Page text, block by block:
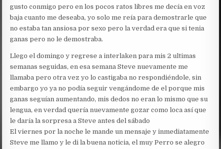
gusto conmigo pero en los pocos ratos libres me decía en voz
baja cuanto me deseaba, yo solo me reía para demostrarle que
no estaba tan ansiosa por sexo pero la verdad era que si tenia
ganas pero no le demostraba.
Llego el domingo y regrese a interlaken para mis 2 ultimas
semanas seguidas, en esa semana Steve nuevamente me
llamaba pero otra vez yo lo castigaba no respondiéndole, sin
embargo yo ya no podía seguir vengándome de el porque mis
ganas seguían aumentando, mis dedos no eran lo mismo que su
lengua, en verdad quería nuevamente gozar como loca así que
le daría la sorpresa a Steve antes del sábado
El viernes por la noche le mande un mensaje y inmediatamente
Steve me llamo y le di la buena noticia, el muy Perro se alegro